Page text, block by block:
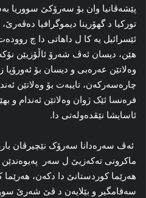
پێشەڤانیا وان بۆ سەرۆکێ سووریا
تورکیا د گهۆرینا دیموگرافیا
ئێسرائیل یە کا ل داهاتی دا چ
هێن، دیسان ئەڤ شەرۆ ئاڵۆزیێن
وەلاتێن عەرەبی و دیسان بۆ
چارەسەرکەن، تایبەت بۆ وەلاتێن
فرەنسا ئێک ژوان وەلاتێن ئەندام و
ئاسایشا نێڤدەولەتی دا.
ئەڤ سەرەدانا سەرۆک نێچیرڤان
ماکرونی تەکەزیێ ل سەر پەیوەندێن
هەرێما کوردستانێ دا دکەن، هەرێما
سەقامگیر و بێلایەن د ڤێ شەرێ